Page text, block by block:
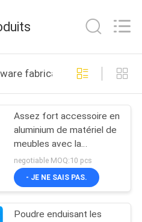
fabrication en ligne
Assez fort accessoire en
aluminium de matériel de
meubles avec la
conception de DAO
negotiable MOQ:10 pcs
- JE NE SAIS PAS.
Poudre enduisant les